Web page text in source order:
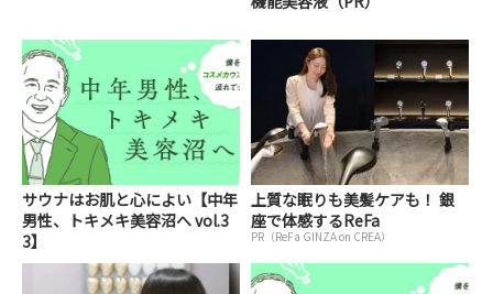
サウナはお肌と心によい【中年
男性、トキメキ美容沼へ vol.3
3】
上質な眠りも美髪ケアも！ 銀
座で体感するReFa
PR（ReFa GINZA on CREA）